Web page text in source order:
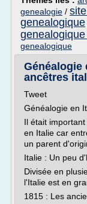
genealogie /
genealogique
genealogique
Généalogie
ancêtres
Tweet
Généalogie en
Il était
en Italie car
un parent
Italie : Un peu
Divisée en
l'Italie est en
1815 : Les